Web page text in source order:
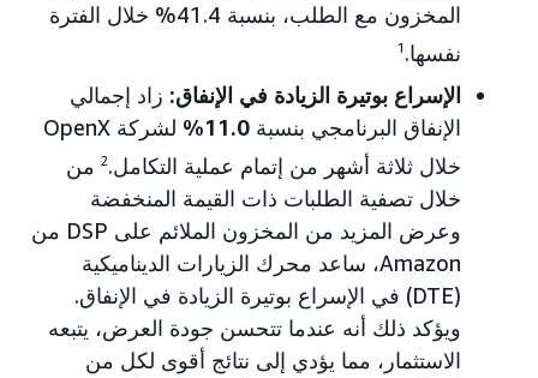
المخزون مع الطلب، بنسبة 41.4% خلال الفترة
نفسها. 1
الإسراع بوتيرة الزيادة في الإنفاق: زاد إجمالي
الإنفاق البرنامجي بنسبة 11.0%
لشركة OpenX
خلال ثلاثة أشهر من إتمام عملية التكامل.2 من
خلال تصفية الطلبات ذات القيمة المنخفضة
وعرض المزيد من المخزون الملائم على DSP من
Amazon، ساعد محرك الزيارات الديناميكية
(DTE) في الإسراع بوتيرة الزيادة في الإنفاق.
ويؤكد ذلك أنه عندما تتحسن جودة العرض، يتبعه
الاستثمار، مما يؤدي إلى نتائج أقوى لكل من